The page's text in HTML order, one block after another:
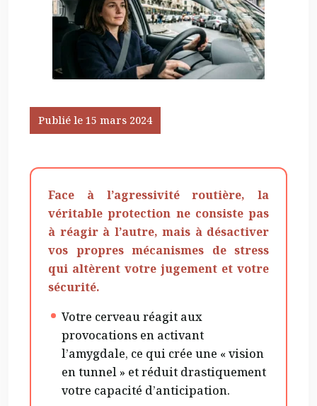
Publié le 15 mars 2024
Face à l’agressivité routière, la
véritable protection ne consiste pas
à réagir à l’autre, mais à désactiver
vos propres mécanismes de stress
qui altèrent votre jugement et votre
sécurité.
Votre cerveau réagit aux
provocations en activant
l’amygdale, ce qui crée une « vision
en tunnel » et réduit drastiquement
votre capacité d’anticipation.